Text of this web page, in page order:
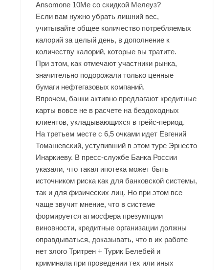
Ansomone 10Me со скидкой Мелеуз?
Если вам нужно убрать лишний вес,
учитывайте общее количество потребляемых
калорий за целый день, в дополнение к
количеству калорий, которые вы тратите.
При этом, как отмечают участники рынка,
значительно подорожали только ценные
бумаги нефтегазовых компаний.
Впрочем, банки активно предлагают кредитные
карты вовсе не в расчете на бездоходных
клиентов, укладывающихся в грейс-период.
На третьем месте с 6,5 очками идет Евгений
Томашевский, уступивший в этом туре Эрнесто
Инаркиеву. В пресс-службе Банка России
указали, что такая ипотека может быть
источником риска как для банковской системы,
так и для физических лиц. Но при этом все
чаще звучит мнение, что в системе
формируется атмосфера презумпции
виновности, кредитные организации должны
оправдываться, доказывать, что в их работе
нет злого Тритрен + Турик Белебей и
криминала при проведении тех или иных